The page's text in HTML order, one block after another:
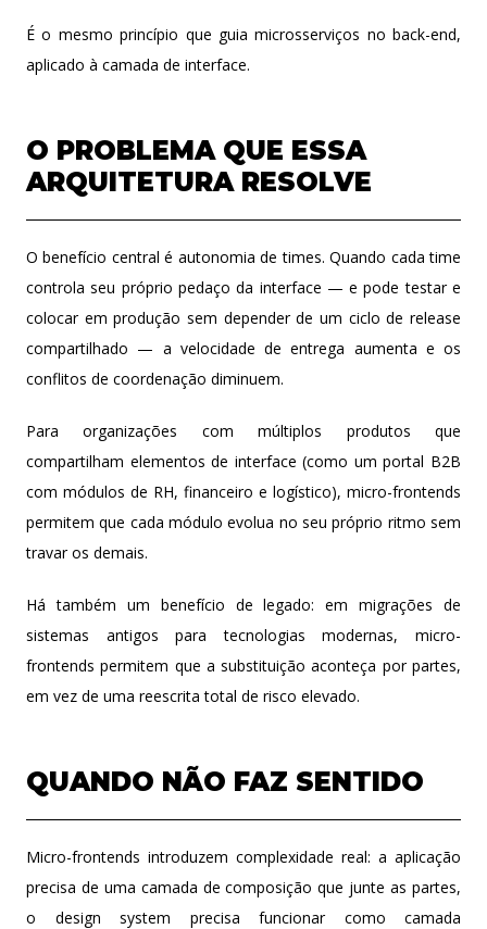
É o mesmo princípio que guia microsserviços no back-end,
aplicado à camada de interface.
O PROBLEMA QUE ESSA
ARQUITETURA RESOLVE
O benefício central é autonomia de times. Quando cada time
controla seu próprio pedaço da interface — e pode testar e
colocar em produção sem depender de um ciclo de release
compartilhado — a velocidade de entrega aumenta e os
conflitos de coordenação diminuem.
Para organizações com múltiplos produtos que
compartilham elementos de interface (como um portal B2B
com módulos de RH, financeiro e logístico), micro-frontends
permitem que cada módulo evolua no seu próprio ritmo sem
travar os demais.
Há também um benefício de legado: em migrações de
sistemas antigos para tecnologias modernas, micro-
frontends permitem que a substituição aconteça por partes,
em vez de uma reescrita total de risco elevado.
QUANDO NÃO FAZ SENTIDO
Micro-frontends introduzem complexidade real: a aplicação
precisa de uma camada de composição que junte as partes,
o design system precisa funcionar como camada